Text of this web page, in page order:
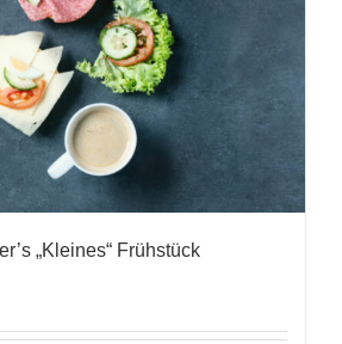
„Kleines“ Frühstück